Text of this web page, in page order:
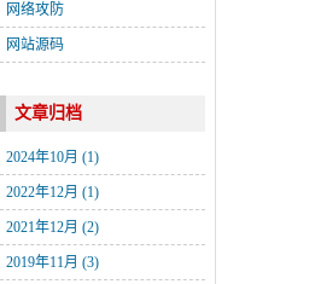
网络攻防
网站源码
文章归档
2024年10月 (1)
2022年12月 (1)
2021年12月 (2)
2019年11月 (3)